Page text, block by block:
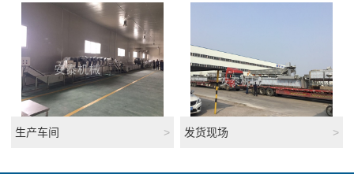
生产车间 > 发货现场 >